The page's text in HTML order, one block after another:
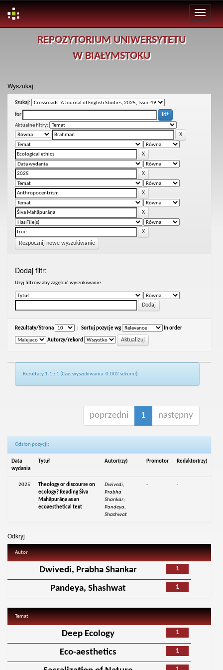
REPOZYTORIUM UNIWERSYTETU
W BIAŁYMSTOKU
Wyszukaj
Szukaj:
for
Aktualne filtry:
Rozpocznij nowe wyszukiwanie
Dodaj filtr:
Uzyj filtrów aby zagęścić wyszukiwanie.
Rezultaty/Strona Sortuj pozycje wg In order
Autorzy/rekord
Rezultaty 1-1 z 1 (Czas wyszukiwania: 0.002 sekund).
poprzedni 1 następny
Odsłon pozycji:
Data
wydania
Tytuł Autor(rzy) Promotor Redaktor(rzy)
2025
Theology or discourse on
ecology? Reading Śiva
Mahāpurāṇa as an
ecoaesthetical text
Dwivedi,
Prabha
Shankar;
Pandeya,
Shashwat
- -
Odkryj
Autor
1
Dwivedi, Prabha Shankar
1
Pandeya, Shashwat
Temat
1
Deep Ecology
1
Eco-aesthetics